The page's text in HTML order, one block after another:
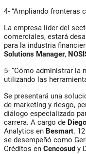
4- “Ampliando fronteras
La empresa líder del
comerciales, estará
para la industria
Solutions Manager,
5- “Cómo administrar la
utilizando las
Se presentará una
de marketing y riesgo,
diálogo especializado
carrera. A cargo de
Analytics en Besmart.
se desempeñó como
Créditos en Cencosud y